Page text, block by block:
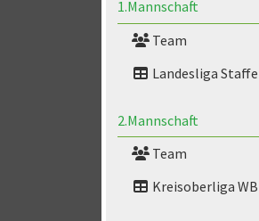
1.Mannschaft
Team
Landesliga
2.Mannschaft
Team
Kreisoberliga WB